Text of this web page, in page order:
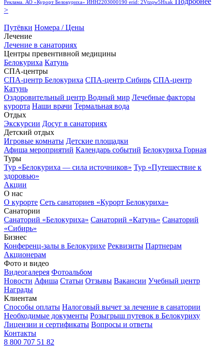
Реклама. АО «Курорт Белокуриха» ИНН2203000190 erid: 2Vtzqw5Hxak
>
Путёвки Номера / Цены
Лечение
Лечение в санаториях
Центры превентивной медицины
Белокуриха Катунь
СПА-центры
СПА-центр Белокуриха СПА-центр Сибирь СПА-центр
Катунь
Оздоровительный центр Водный мир Лечебные факторы
курорта Наши врачи Термальная вода
Отдых
Экскурсии Досуг в санаториях
Детский отдых
Игровые комнаты Детские площадки
Афиша мероприятий Календарь событий Белокуриха Горная
Туры
Тур «Белокуриха — сила источников» Тур «Путешествие к
здоровью»
Акции
О нас
О курорте Сеть санаториев «Курорт Белокуриха»
Санатории
Санаторий «Белокуриха» Санаторий «Катунь» Санаторий
«Сибирь»
Бизнес
Конференц-залы в Белокурихе Реквизиты Партнерам
Акционерам
Фото и видео
Видеогалерея Фотоальбом
Новости Афиша Статьи Отзывы Вакансии Учебный центр
Награды
Клиентам
Способы оплаты Налоговый вычет за лечение в санатории
Необходимые документы Розыгрыш путевок в Белокуриху
Лицензии и сертификаты Вопросы и ответы
Контакты
8 800 707 51 82